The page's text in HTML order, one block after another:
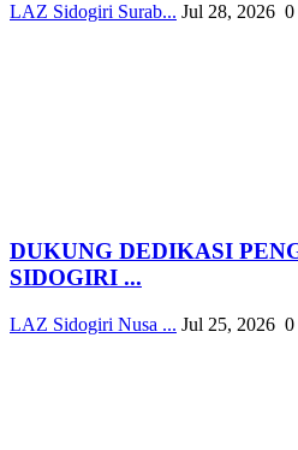
LAZ Sidogiri Surab... Jul 28, 2026 0
DUKUNG DEDIKASI
SIDOGIRI ...
LAZ Sidogiri Nusa ... Jul 25, 2026 0